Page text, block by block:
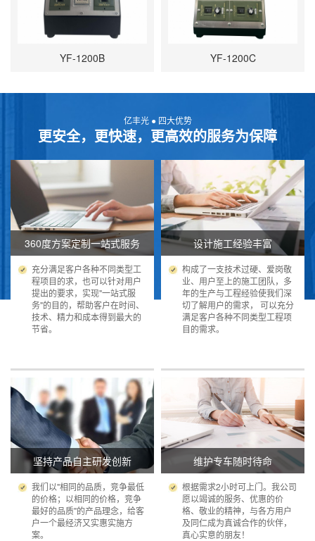
YF-1200B YF-1200C
亿丰光 ● 四大优势
更安全，更快速，更高效的服务为保障
360度方案定制一站式服务
充分满足客户各种不同类型工
程项目的求，也可以针对用户
提出的要求，实现"一站式服
务"的目的，帮助客户在时间、
技术、精力和成本得到最大的
节省。
设计施工经验丰富
构成了一支技术过硬、爱岗敬
业、用户至上的施工团队，多
年的生产与工程经验使我们深
切了解用户的需求， 可以充分
满足客户各种不同类型工程项
目的需求。
坚持产品自主研发创新
我们以"相同的品质，竞争最低
的价格；以相同的价格，竞争
最好的品质"的产品理念，给客
户一个最经济又实惠实施方
案。
维护专车随时待命
根据需求2小时可上门。我公司
愿以竭诚的服务、优惠的价
格、敬业的精神，与各方用户
及同仁成为真诚合作的伙伴，
真心实意的朋友！